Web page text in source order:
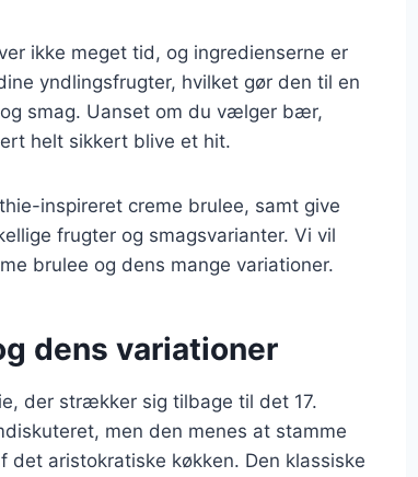
ikke meget tid, og ingredienserne er
yndlingsfrugter, hvilket gør den til en
smag. Uanset om du vælger bær,
helt sikkert blive et hit.
inspireret creme brulee, samt give
frugter og smagsvarianter. Vi vil
brulee og dens mange variationer.
dens variationer
der strækker sig tilbage til det 17.
men den menes at stamme
aristokratiske køkken. Den klassiske